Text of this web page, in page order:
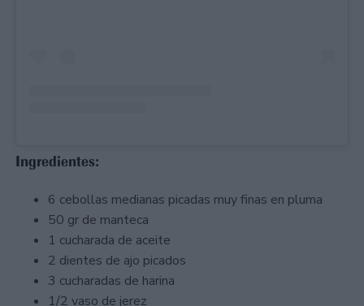
Ingredientes:
6 cebollas medianas picadas muy finas en pluma
50 gr de manteca
1 cucharada de aceite
2 dientes de ajo picados
3 cucharadas de harina
1/2 vaso de jerez